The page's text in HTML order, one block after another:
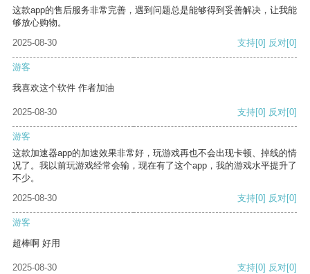
这款app的售后服务非常完善，遇到问题总是能够得到妥善解决，让我能
够放心购物。
2025-08-30
支持[0] 反对[0]
游客
我喜欢这个软件 作者加油
2025-08-30 支持[0] 反对[0]
游客
这款加速器app的加速效果非常好，玩游戏再也不会出现卡顿、掉线的情
况了。我以前玩游戏经常会输，现在有了这个app，我的游戏水平提升了
不少。
2025-08-30
支持[0] 反对[0]
游客
超棒啊 好用
2025-08-30 支持[0] 反对[0]